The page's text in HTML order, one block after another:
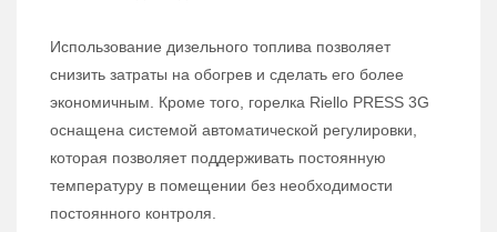
Использование дизельного топлива позволяет
снизить затраты на обогрев и сделать его более
экономичным. Кроме того, горелка Riello PRESS 3G
оснащена системой автоматической регулировки,
которая позволяет поддерживать постоянную
температуру в помещении без необходимости
постоянного контроля.